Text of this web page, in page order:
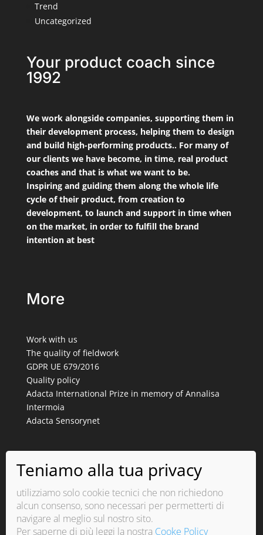
Trend
Uncategorized
Your product coach since
1992
We work alongside companies, supporting them in
their development process, helping them to design
and build high-performing products.. For many of
our clients we have become, in time, real product
coaches and that is what we want to be.
Inspiring and guiding them along the whole life
cycle of their product, from creation to
development, to launch and support in time when
on the market, in order to fulfill the brand
intention at best
More
Work with us
The quality of fieldwork
GDPR UE 679/2016
Quality policy
Adacta International Prize in memory of Annalisa
Intermoia
Adacta Sensorynet
utilizziamo solo cookie tecnici che non richiedono
alcun consenso, sono necessari per permetterti di
navigare al meglio sul nostro sito.
Per saperne di più leggi la nostra Cooke Policy